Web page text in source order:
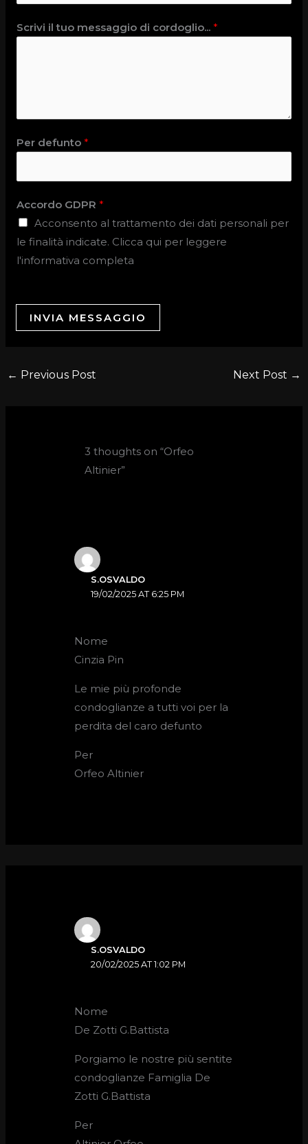
Scrivi il tuo messaggio di cordoglio...*
Per defunto*
Accordo GDPR*
Acconsento al trattamento dei dati personali per
le finalità indicate. Clicca qui per leggere
l'informativa completa
INVIA MESSAGGIO
← Previous Post Next Post →
3 thoughts on “Orfeo
Altinier”
S.OSVALDO
19/02/2025 AT 6:25 PM
Nome
Cinzia Pin
Le mie più profonde
condoglianze a tutti voi per la
perdita del caro defunto
Per
Orfeo Altinier
S.OSVALDO
20/02/2025 AT 1:02 PM
Nome
De Zotti G.Battista
Porgiamo le nostre più sentite
condoglianze Famiglia De
Zotti G.Battista
Per